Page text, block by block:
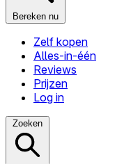
Bereken nu
Zelf kopen
Alles-in-één
Reviews
Prijzen
Log in
Zoeken